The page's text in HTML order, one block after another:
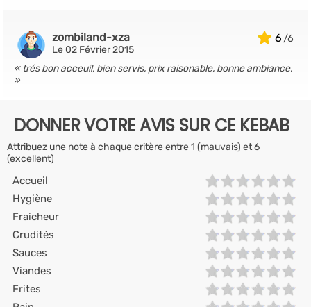
6
zombiland-xza
Le 02 Février 2015
trés bon acceuil, bien servis, prix raisonable, bonne ambiance.
DONNER VOTRE AVIS SUR CE KEBAB
Attribuez une note à chaque critère entre 1 (mauvais) et 6
(excellent)
Accueil
Hygiène
Fraicheur
Crudités
Sauces
Viandes
Frites